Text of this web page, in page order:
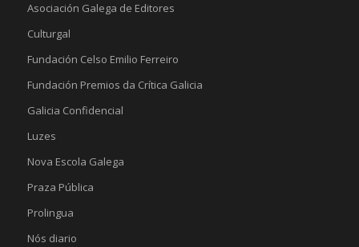
Asociación Galega de Editores
Culturgal
Fundación Celso Emilio Ferreiro
Fundación Premios da Crítica Galicia
Galicia Confidencial
Luzes
Nova Escola Galega
Praza Pública
Prolingua
Nós diario